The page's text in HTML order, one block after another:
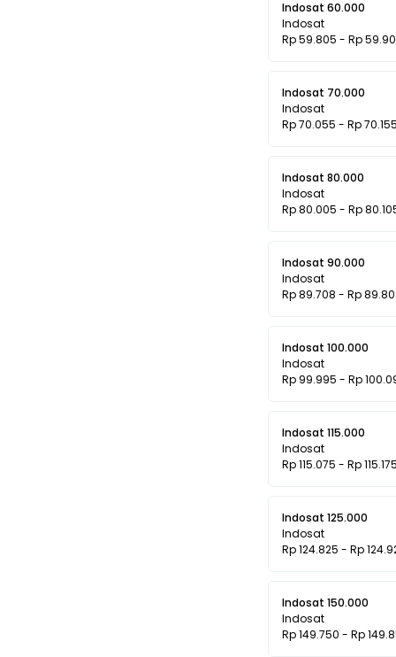
Indosat 60.000
Indosat
Rp 59.805 - Rp
Indosat 70.000
Indosat
Rp 70.055 - Rp 70.155
Indosat 80.000
Indosat
Rp 80.005 - Rp
Indosat 90.000
Indosat
Rp 89.708 - Rp
Indosat 100.000
Indosat
Rp 99.995 - Rp
Indosat 115.000
Indosat
Rp 115.075 - Rp 115.175
Indosat 125.000
Indosat
Rp 124.825 - Rp
Indosat 150.000
Indosat
Rp 149.750 - Rp